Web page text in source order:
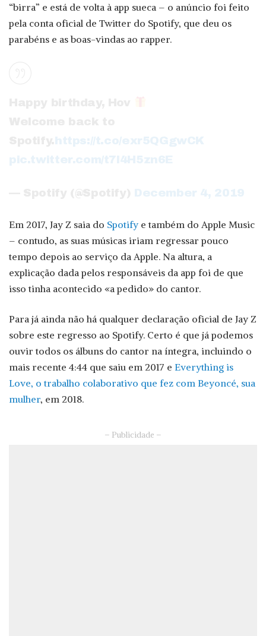
“birra” e está de volta à app sueca – o anúncio foi feito
pela conta oficial de Twitter do Spotify, que deu os
parabéns e as boas-vindas ao rapper.
Em 2017, Jay Z saia do Spotify e também do Apple Music
– contudo, as suas músicas iriam regressar pouco
tempo depois ao serviço da Apple. Na altura, a
explicação dada pelos responsáveis da app foi de que
isso tinha acontecido «a pedido» do cantor.
Para já ainda não há qualquer declaração oficial de Jay Z
sobre este regresso ao Spotify. Certo é que já podemos
ouvir todos os álbuns do cantor na íntegra, incluindo o
mais recente 4:44 que saiu em 2017 e Everything is
Love, o trabalho colaborativo que fez com Beyoncé, sua
mulher, em 2018.
– Publicidade –